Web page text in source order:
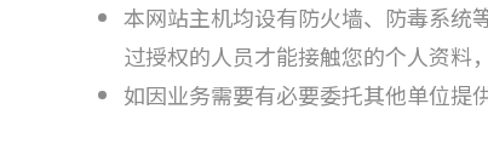
本网站主机均设有防火墙、防毒系统
过授权的人员才能接触您的个人资料
如因业务需要有必要委托其他单位提